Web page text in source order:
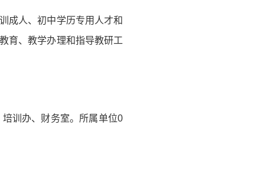
成人、初中学历专用人才和
育、教学办理和指导教研工
训办、财务室。所属单位0